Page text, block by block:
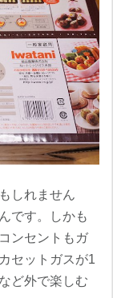
しれません
です。しかも
ンセントもガ
セットガスが1
ど外で楽しむ